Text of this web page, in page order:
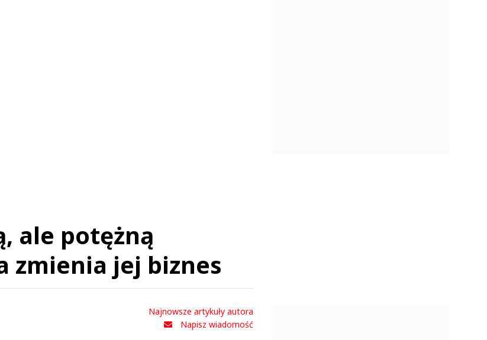
ale potężną
zmienia jej biznes
Najnowsze artykuły autora
Napisz wiadomość